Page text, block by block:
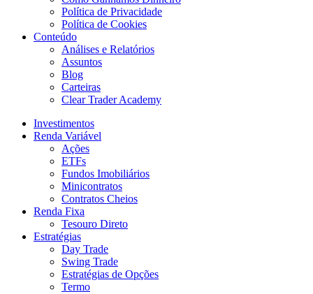
Política de Privacidade
Política de Cookies
Conteúdo
Análises e Relatórios
Assuntos
Blog
Carteiras
Clear Trader Academy
Investimentos
Renda Variável
Ações
ETFs
Fundos Imobiliários
Minicontratos
Contratos Cheios
Renda Fixa
Tesouro Direto
Estratégias
Day Trade
Swing Trade
Estratégias de Opções
Termo